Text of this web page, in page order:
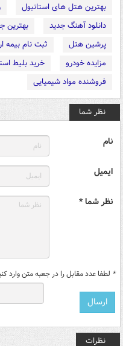
بهترین هتل های استانبول
دانلود آهنگ جدید
بهترین
پرشین هتل
ثبت نام بیمه
مزایده خودرو
خرید بلیط
فروشنده مواد شیمیایی
نظر شما
نام
ایمیل
نظر شما *
* لطفا عدد مقابل را در جعبه متن وارد
نظرات